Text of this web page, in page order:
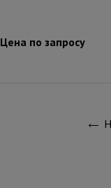
Цена по запросу